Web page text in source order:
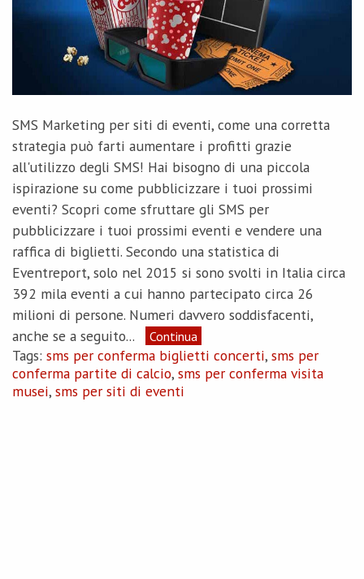
SMS Marketing per siti di eventi, come una corretta
strategia può farti aumentare i profitti grazie
all'utilizzo degli SMS! Hai bisogno di una piccola
ispirazione su come pubblicizzare i tuoi prossimi
eventi? Scopri come sfruttare gli SMS per
pubblicizzare i tuoi prossimi eventi e vendere una
raffica di biglietti. Secondo una statistica di
Eventreport, solo nel 2015 si sono svolti in Italia circa
392 mila eventi a cui hanno partecipato circa 26
milioni di persone. Numeri davvero soddisfacenti,
anche se a seguito...
Continua
Tags: sms per conferma biglietti concerti, sms per
conferma partite di calcio, sms per conferma visita
musei, sms per siti di eventi